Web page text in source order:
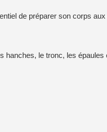
de préparer son corps
hanches, le tronc, les épaules